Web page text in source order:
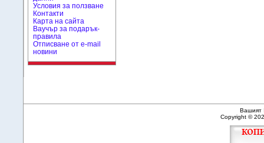
Условия за ползване
Контакти
Карта на сайта
Ваучър за подарък-
правила
Отписване от e-mail
новини
Вашият
Copyright ©